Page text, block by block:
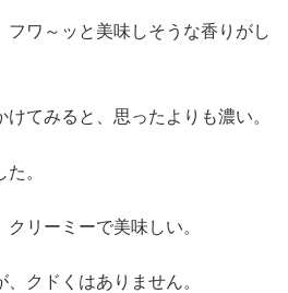
フワ～ッと美味しそうな香りがし
てみると、思ったよりも濃い。
。
リーミーで美味しい。
クドくはありません。